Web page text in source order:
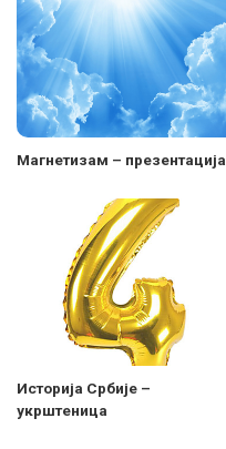
Магнетизам – презентација
Историја Србије –
укрштеница